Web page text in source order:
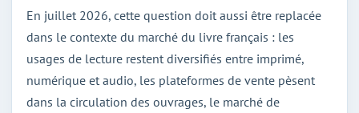
En juillet 2026, cette question doit aussi être replacée
dans le contexte du marché du livre français : les
usages de lecture restent diversifiés entre imprimé,
numérique et audio, les plateformes de vente pèsent
dans la circulation des ouvrages, le marché de